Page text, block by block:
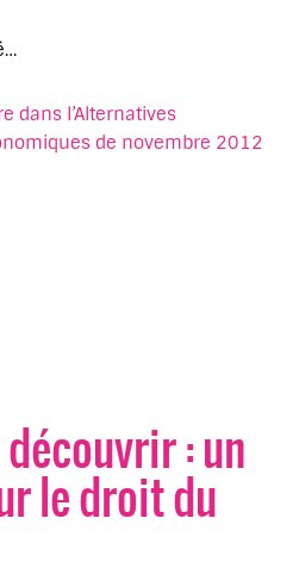
dans l’Alternatives
de novembre 2012
: un
le droit du